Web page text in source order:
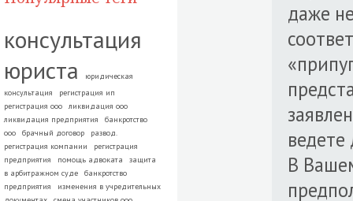
консультация
юриста
юридическая
консультация
регистрация ип
регистрация ооо
ликвидация ооо
ликвидация предприятия
банкротство
ооо
брачный договор
развод.
регистрация компании
регистрация
предприятия
помощь адвоката
защита
в арбитражном суде
банкротство
предприятия
изменения в учредительных
даже
В